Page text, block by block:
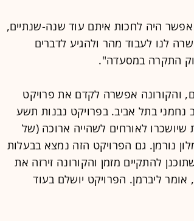
אפשר היה לחכות איתם עוד שנה-שנתיים,
לנו לעבוד מהר ולהגיע לדברים
התקרה במסעדה".
והקורונה אפשרה לקדם את פרויקט
נחמני בתל אביב. בפרויקט נבנות תשע
80 ו-90 מ"ר כל אחת שיושכרו לאורחים לשהייה ארוכה (של
נורמן. גם הפרויקט הזה נמצא בבעלות
להתקיים מזמן והקורונה זירזה את
ליברמן. הפרויקט יושלם בעוד